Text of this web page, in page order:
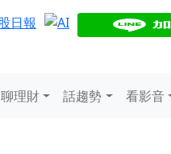
聊理財 話趨勢 看影音